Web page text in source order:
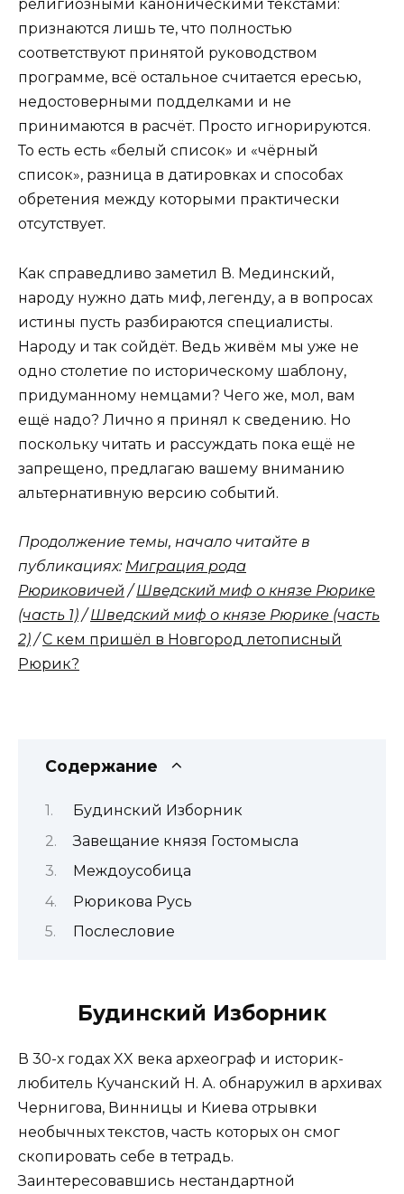
религиозными каноническими текстами:
признаются лишь те, что полностью
соответствуют принятой руководством
программе, всё остальное считается ересью,
недостоверными подделками и не
принимаются в расчёт. Просто игнорируются.
То есть есть «белый список» и «чёрный
список», разница в датировках и способах
обретения между которыми практически
отсутствует.
Как справедливо заметил В. Мединский,
народу нужно дать миф, легенду, а в вопросах
истины пусть разбираются специалисты.
Народу и так сойдёт. Ведь живём мы уже не
одно столетие по историческому шаблону,
придуманному немцами? Чего же, мол, вам
ещё надо? Лично я принял к сведению. Но
поскольку читать и рассуждать пока ещё не
запрещено, предлагаю вашему вниманию
альтернативную версию событий.
Продолжение темы, начало читайте в
публикациях: Миграция рода
Рюриковичей/Шведский миф о князе Рюрике
(часть 1)/Шведский миф о князе Рюрике (часть
2)/С кем пришёл в Новгород летописный
Рюрик?
Содержание
Будинский Изборник
Завещание князя Гостомысла
Междоусобица
Рюрикова Русь
Послесловие
Будинский Изборник
В 30-х годах XX века археограф и историк-
любитель Кучанский Н. А. обнаружил в архивах
Чернигова, Винницы и Киева отрывки
необычных текстов, часть которых он смог
скопировать себе в тетрадь.
Заинтересовавшись нестандартной